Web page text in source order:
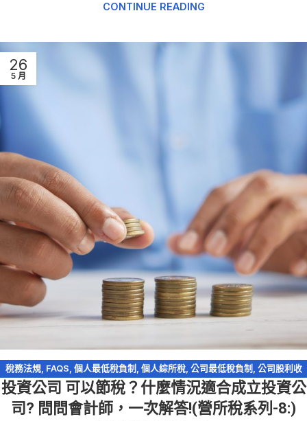
CONTINUE READING
26
5 月
稅務法規, FAQS, 個人最低稅負制 , 個人綜所稅, 公司最低稅負制 , 公司股利收
入,會計處理,有限公司, 未分配盈餘稅,營利事業所得稅,稅務問答-營利事業所
得稅, 股份有限公司,股利收入 資產傳承,輕鬆節稅,閉鎖型股份有限公司
投資公司 可以節稅？什麼情況適合成立投資公
司? 問問會計師，一次解答!(營所稅系列-8:)